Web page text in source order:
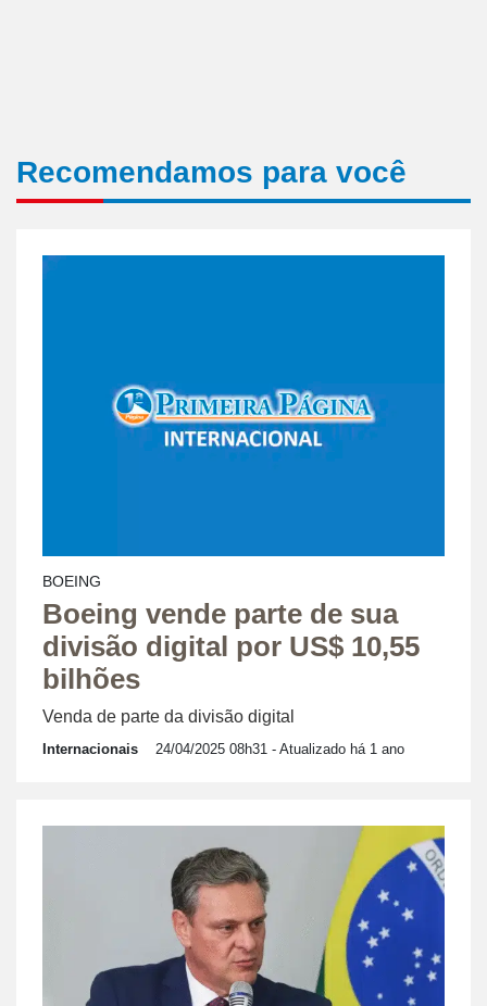
Recomendamos para você
BOEING
Boeing vende parte de sua
divisão digital por US$ 10,55
bilhões
Venda de parte da divisão digital
Internacionais 24/04/2025 08h31 - Atualizado há 1 ano